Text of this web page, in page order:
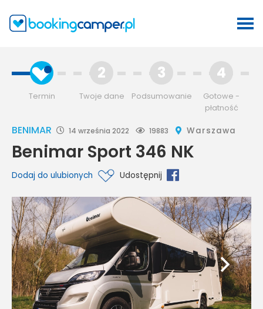
Termin
2
Twoje dane
3
Podsumowanie
4
Gotowe -
płatność
BENIMAR 14 września 2022 19883 Warszawa
Benimar Sport 346 NK
Dodaj do ulubionych Udostępnij